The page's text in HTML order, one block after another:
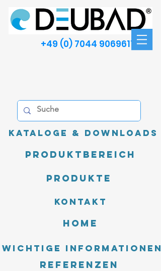
+49 (0) 7044 9069611
Kataloge & Downloads
Produktbereich
Produkte
Kontakt
Home
Wichtige Informationen
Referenzen